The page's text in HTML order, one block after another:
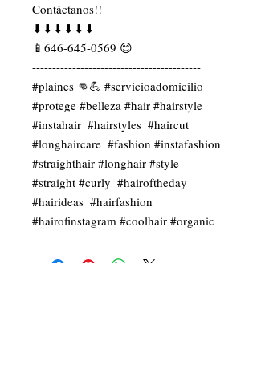
Contáctanos!!
⬇⬇⬇⬇⬇⬇
📱646-645-0569 😊
------------------------------------------
#plaines 👊💪 #servicioadomicilio
#protege #belleza #hair #hairstyle
#instahair  #hairstyles  #haircut
#longhaircare  #fashion #instafashion
#straighthair #longhair #style
#straight #curly  #hairoftheday
#hairideas  #hairfashion
#hairofinstagram #coolhair #organic